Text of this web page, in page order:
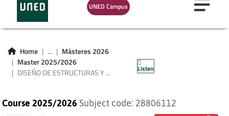
UNED Campus
Home ...
Másteres 2026
Master 2025/2026
DISEÑO DE ESTRUCTURAS Y ...
Listen
ESTRUCTURAS Y
CONSTRUCCIONES
INDUSTRIALES
Course 2025/2026 Subject code: 28806112